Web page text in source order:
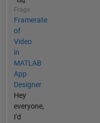
Frage
Framerate
of
Video
in
MATLAB
App
Designer
Hey
everyone,
I'd